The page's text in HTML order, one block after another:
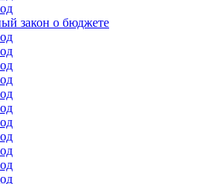
закон о бюджете